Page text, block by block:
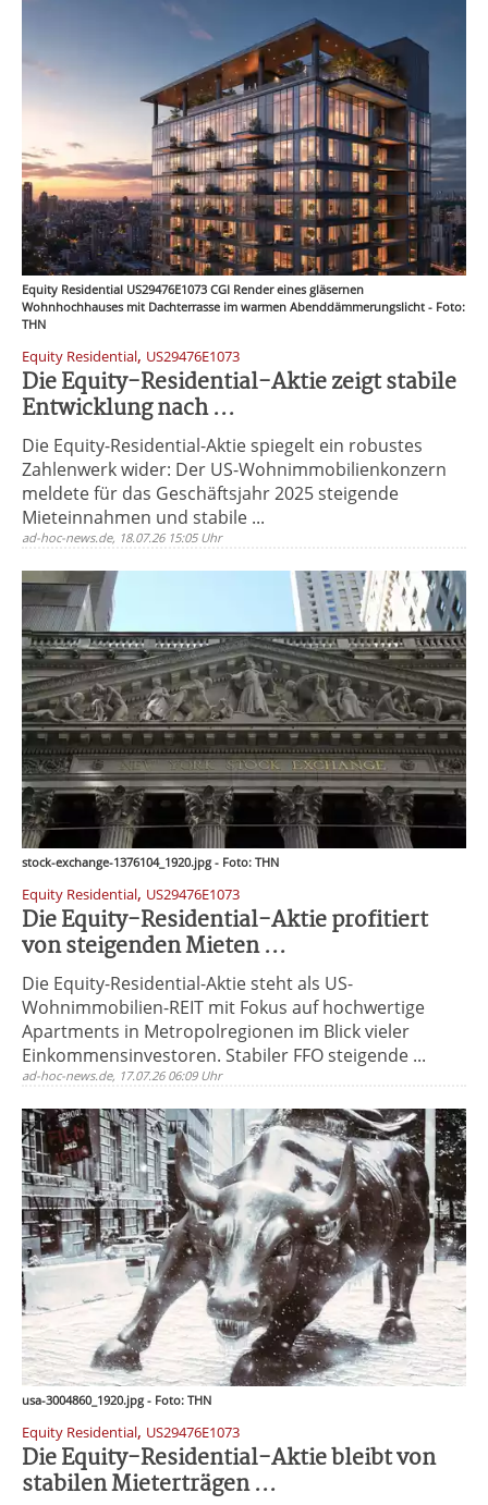
Equity Residential US29476E1073 CGI Render eines gläsernen
Wohnhochhauses mit Dachterrasse im warmen Abenddämmerungslicht - Foto:
THN
Equity Residential, US29476E1073
Die Equity-Residential-Aktie zeigt stabile
Entwicklung nach ...
Die Equity-Residential-Aktie spiegelt ein robustes
Zahlenwerk wider: Der US-Wohnimmobilienkonzern
meldete für das Geschäftsjahr 2025 steigende
Mieteinnahmen und stabile ...
ad-hoc-news.de, 18.07.26 15:05 Uhr
stock-exchange-1376104_1920.jpg - Foto: THN
Equity Residential, US29476E1073
Die Equity-Residential-Aktie profitiert
von steigenden Mieten ...
Die Equity-Residential-Aktie steht als US-
Wohnimmobilien-REIT mit Fokus auf hochwertige
Apartments in Metropolregionen im Blick vieler
Einkommensinvestoren. Stabiler FFO steigende ...
ad-hoc-news.de, 17.07.26 06:09 Uhr
usa-3004860_1920.jpg - Foto: THN
Equity Residential, US29476E1073
Die Equity-Residential-Aktie bleibt von
stabilen Mieterträgen ...